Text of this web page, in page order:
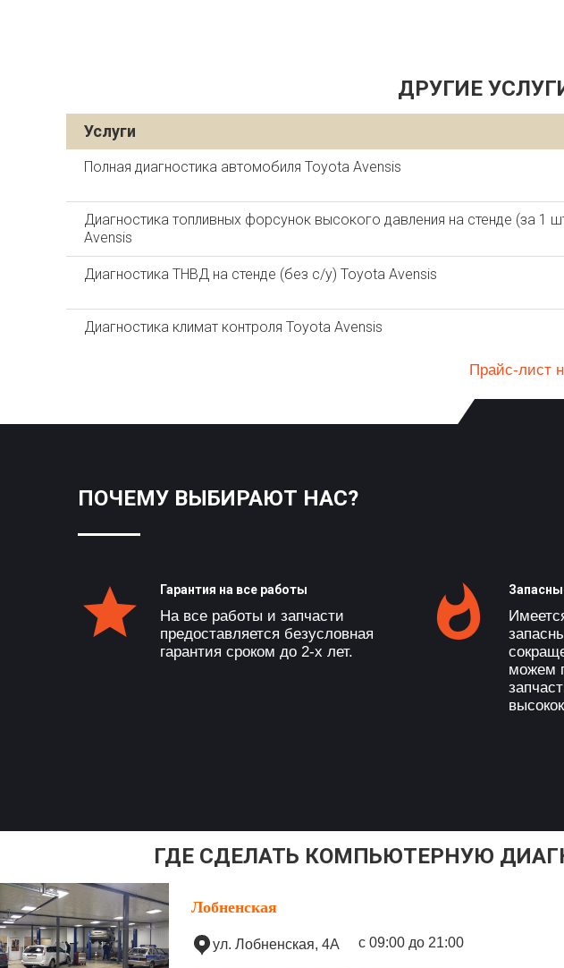
ДРУГИЕ УСЛУГИ
Услуги
Полная диагностика автомобиля Toyota Avensis
Диагностика топливных форсунок высокого давления на стенде (за 1
Avensis
Диагностика ТНВД на стенде (без с/у) Toyota Avensis
Диагностика климат контроля Toyota Avensis
Прайс-лист
ПОЧЕМУ ВЫБИРАЮТ НАС?
Гарантия на все работы
На все работы и запчасти
предоставляется безусловная
гарантия сроком до 2-х лет.
можем
ГДЕ СДЕЛАТЬ КОМПЬЮТЕРНУЮ
Лобненская
ул. Лобненская, 4А с 09:00 до 21:00